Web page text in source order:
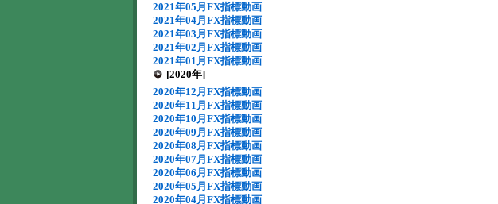
2021年05月FX指標動画
2021年04月FX指標動画
2021年03月FX指標動画
2021年02月FX指標動画
2021年01月FX指標動画
[2020年]
2020年12月FX指標動画
2020年11月FX指標動画
2020年10月FX指標動画
2020年09月FX指標動画
2020年08月FX指標動画
2020年07月FX指標動画
2020年06月FX指標動画
2020年05月FX指標動画
2020年04月FX指標動画